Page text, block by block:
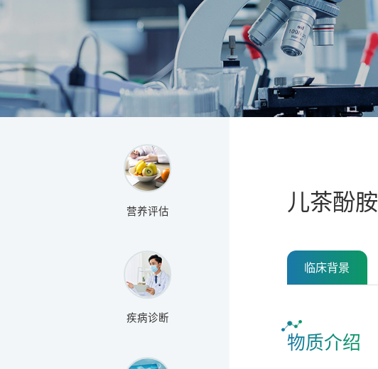
营养评估
疾病诊断
儿茶酚胺
临床背景
物质介绍